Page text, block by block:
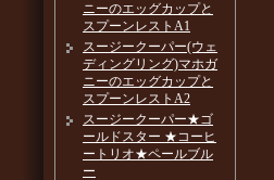
ニーのエッグカップと
スプーンレストA1
スージークーパー(ウェ
ディングリング)マホガ
ニーのエッグカップと
スプーンレストA2
スージークーパー★ゴ
ールドスター ★コーヒ
ートリオ★ペールブル
ー